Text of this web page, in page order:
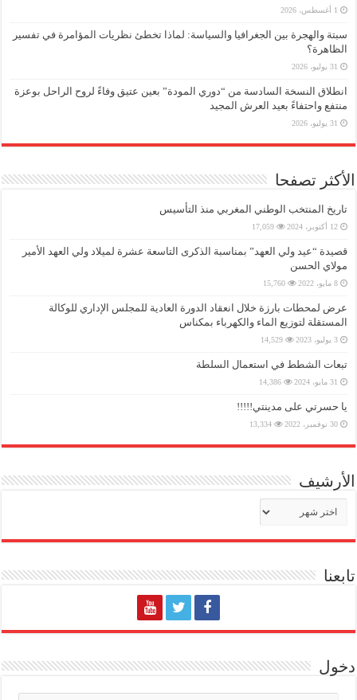
1 أغسطس، 2026
سبتة والهجرة بين الجغرافيا والسياسة: لماذا تخطئ نظريات المؤامرة في تفسير
الظاهرة؟
31 يوليو، 2026
انطلاق النسخة السادسة من “دوري المودة” بعين عتيق وفاءً لروح الراحل بوعزة
منتفع واحتفاءً بعيد العرش المجيد
31 يوليو، 2026
الأكثر تصفحا
تاريخ المنتخب الوطني المغربي منذ التأسيس
12 أكتوبر، 2024 17,059
قصيدة “عيد ولي العهد” بمناسبة الذكرى التاسعة عشرة لميلاد ولي العهد الأمير
مولاي الحسن
8 مايو، 2022 15,760
عرض لمحطات بارزة خلال انعقاد الدورة العادية للمجلس الإداري للوكالة
المستقلة لتوزيع الماء والكهرباء بمكناس
3 يوليو، 2023 14,529
تبعات الشطط في استعمال السلطة
31 مايو، 2024 14,386
يا حسرتي على مدينتي!!!!!
30 نوفمبر، 2022 13,334
الأرشيف
تابعنا
دخول